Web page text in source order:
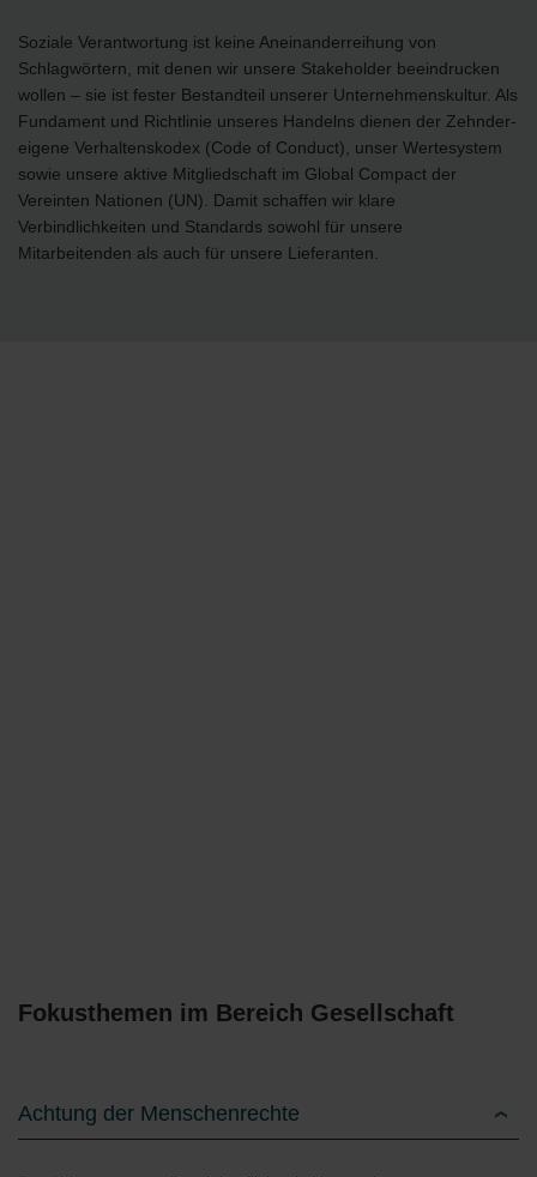
Soziale Verantwortung ist keine Aneinanderreihung von
Schlagwörtern, mit denen wir unsere Stakeholder beeindrucken
wollen – sie ist fester Bestandteil unserer Unternehmenskultur. Als
Fundament und Richtlinie unseres Handelns dienen der Zehnder-
eigene Verhaltenskodex (Code of Conduct), unser Wertesystem
sowie unsere aktive Mitgliedschaft im Global Compact der
Vereinten Nationen (UN). Damit schaffen wir klare
Verbindlichkeiten und Standards sowohl für unsere
Mitarbeitenden als auch für unsere Lieferanten.
Fokusthemen im Bereich Gesellschaft
Achtung der Menschenrechte